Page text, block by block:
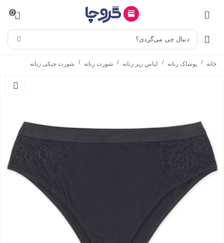
0
دنبال چی می‌گردی؟
خانه / پوشاک زنانه / لباس زیر زنانه / شورت زنانه / شورت چیکی زنانه